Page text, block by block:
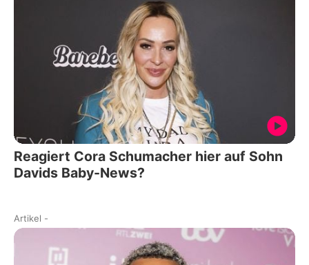
Reagiert Cora Schumacher hier auf Sohn
Davids Baby-News?
Artikel -